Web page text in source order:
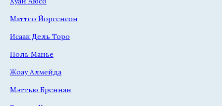
Маттео Йоргенсон
Исаак Дель Торо
Поль Манье
Жоау Алмейда
Мэттью Бреннан